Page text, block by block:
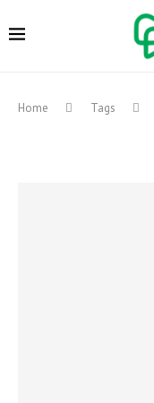
Home Tags